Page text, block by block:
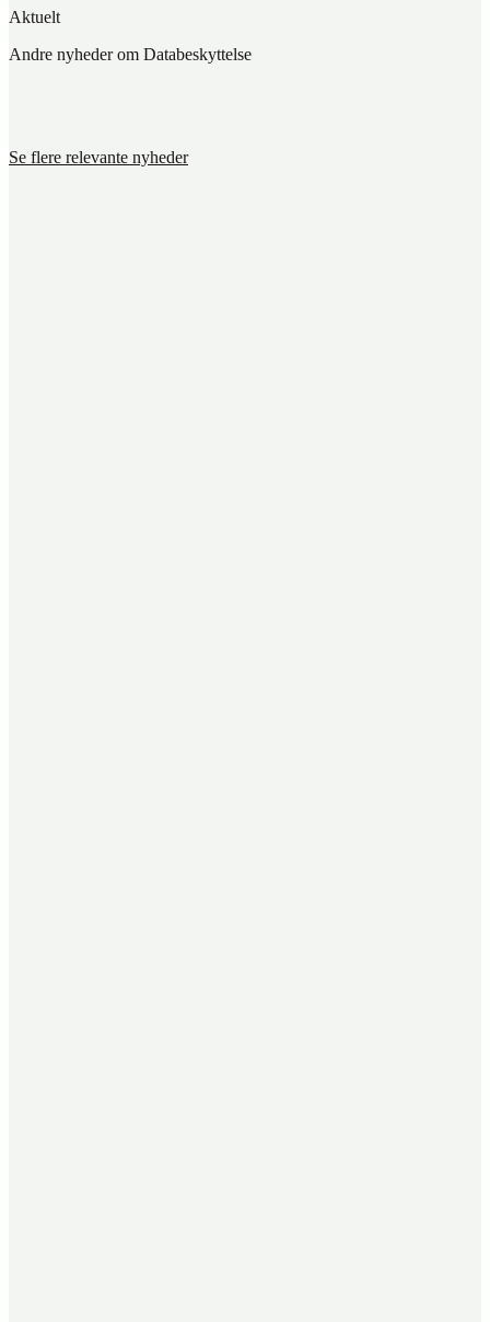
Aktuelt
Andre nyheder om Databeskyttelse
Se flere relevante nyheder